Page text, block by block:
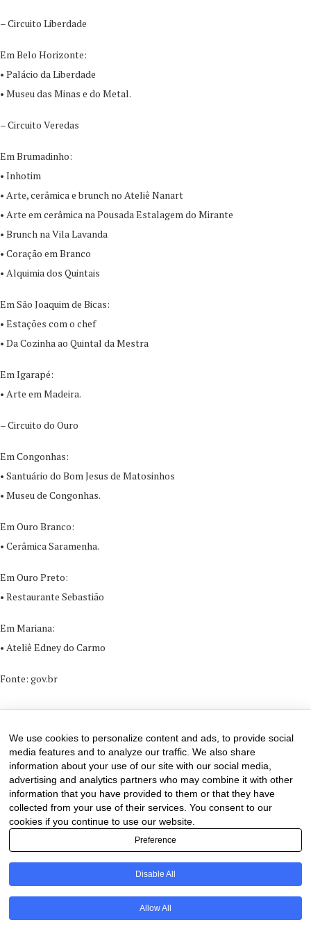
– Circuito Liberdade
Em Belo Horizonte:
• Palácio da Liberdade
• Museu das Minas e do Metal.
– Circuito Veredas
Em Brumadinho:
• Inhotim
• Arte, cerâmica e brunch no Ateliê Nanart
• Arte em cerâmica na Pousada Estalagem do Mirante
• Brunch na Vila Lavanda
• Coração em Branco
• Alquimia dos Quintais
Em São Joaquim de Bicas:
• Estações com o chef
• Da Cozinha ao Quintal da Mestra
Em Igarapé:
• Arte em Madeira.
– Circuito do Ouro
Em Congonhas:
• Santuário do Bom Jesus de Matosinhos
• Museu de Congonhas.
Em Ouro Branco:
• Cerâmica Saramenha.
Em Ouro Preto:
• Restaurante Sebastião
Em Mariana:
• Ateliê Edney do Carmo
Fonte: gov.br
We use cookies to personalize content and ads, to provide social
media features and to analyze our traffic. We also share
information about your use of our site with our social media,
advertising and analytics partners who may combine it with other
information that you have provided to them or that they have
collected from your use of their services. You consent to our
cookies if you continue to use our website.
Preference
Disable All
Allow All